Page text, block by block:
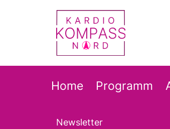
Home Programm
Newsletter